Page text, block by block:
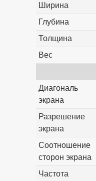
Ширина
Глубина
Толщина
Вес
Диагональ
экрана
Разрешение
экрана
Соотношение
сторон экрана
Частота